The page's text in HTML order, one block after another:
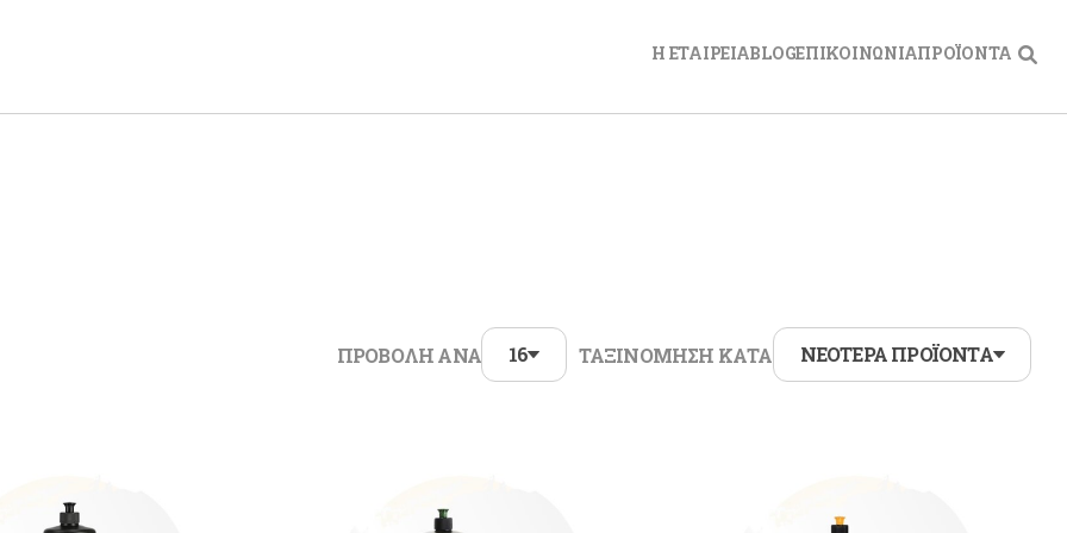
Η ΕΤΑΙΡΕΙΑBLOGΕΠΙΚΟΙΝΩΝΙΑΠΡΟΪΟΝΤΑ
ΑΥΤΟΚΙΝΗΤΟ
Αλοιφές Γυαλίσματος
ΠΡΟΒΟΛΗ ΑΝΑ 16 ΤΑΞΙΝΟΜΗΣΗ ΚΑΤΑ ΝΕΟΤΕΡΑ ΠΡΟΪΟΝΤΑ